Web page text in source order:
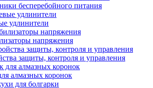
бесперебойного питания
удлинители
напряжения
защиты, контроля и управления
алмазных коронок